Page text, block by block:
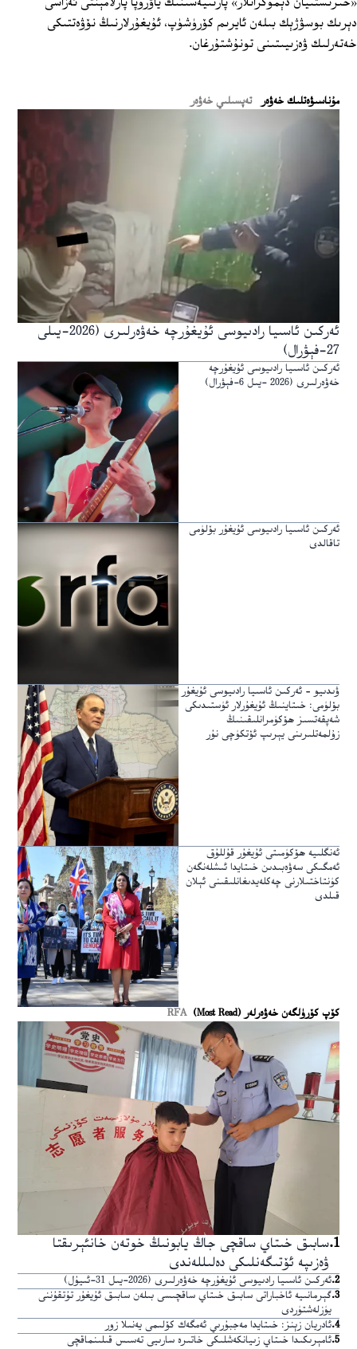
دېرىك بوسۋژېك بىلەن ئايرىم كۆرۈشۈپ، ئۇيغۇرلارنىڭ نۆۋەتتىكى
خەتەرلىك ۋەزىيىتىنى تونۇشتۇرغان.
ﻣﯘﻧﺎﺳﯩﯟﻩﺗﻠﯩﻚ ﺧﻪﯞﻩﺭ تەپسىلىي خەۋەر
ئەركىن ئاسىيا رادىيوسى ئۇيغۇرچە خەۋەرلىرى (2026-يىلى
27-فېۋرال)
ئەركىن ئاسىيا رادىيوسى ئۇيغۇرچە
خەۋەرلىرى (2026 -يىل 6-فېۋرال)
ئەركىن ئاسىيا رادىيوسى ئۇيغۇر بۆلۈمى
تاقالدى
ۋىدىيو – ئەركىن ئاسىيا رادىيوسى ئۇيغۇر
بۆلۈمى: خىتاينىڭ ئۇيغۇرلار ئۈستىدىكى
شەپقەتسىز ھۆكۈمرانلىقىنىڭ
زۇلمەتلىرىنى يېرىپ ئۆتكۈچى نۇر
ئەنگلىيە ھۆكۈمىتى ئۇيغۇر قۇللۇق
ئەمگىكى سەۋەبىدىن خىتايدا ئىشلەنگەن
كۈنتاختىلارنى چەكلەيدىغانلىقىنى ئېلان
قىلدى
كۆپ كۆرۈلگەن خەۋەرلەر (Most Read) RFA
1
.سابىق خىتاي ساقچى جاڭ يابونىڭ خوتەن خانئېرىقتا
ۋەزىپە ئۆتىگەنلىكى دەلىللەندى
2
.ئەركىن ئاسىيا رادىيوسى ئۇيغۇرچە خەۋەرلىرى (2026-يىل 31-ئىيۇل)
3
.گېرمانىيە ئاخباراتى سابىق خىتاي ساقچىسى بىلەن سابىق ئۇيغۇر تۇتقۇننى
يۈزلەشتۈردى
4
.ئادريان زېنز: خىتايدا مەجبۇرىي ئەمگەك كۆلىمى يەنىلا زور
5
.ئامېرىكىدا خىتاي زىيانكەشلىكى خاتىرە سارىيى تەسىس قىلىنماقچى